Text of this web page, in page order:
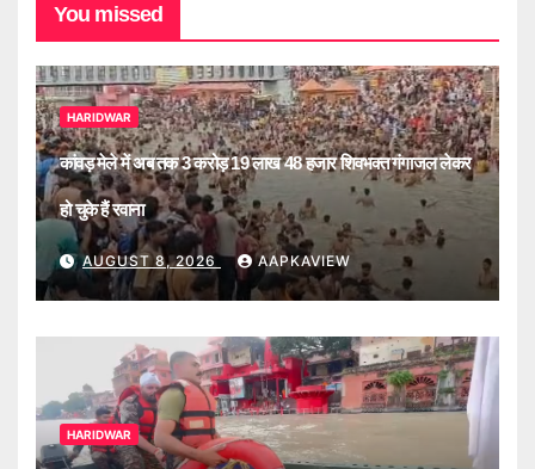
You missed
HARIDWAR
कांवड़ मेले में अब तक 3 करोड़ 19 लाख 48 हजार शिवभक्त गंगाजल लेकर
हो चुके हैं रवाना
AUGUST 8, 2026 AAPKAVIEW
HARIDWAR